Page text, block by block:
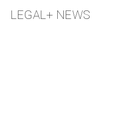
LEGAL+ NEWS